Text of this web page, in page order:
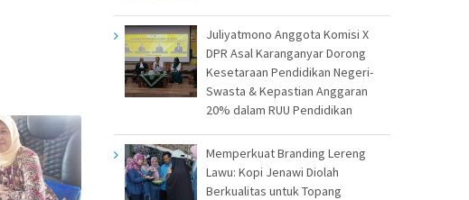
Juliyatmono Anggota Komisi X
DPR Asal Karanganyar Dorong
Kesetaraan Pendidikan Negeri-
Swasta & Kepastian Anggaran
20% dalam RUU Pendidikan
Memperkuat Branding Lereng
Lawu: Kopi Jenawi Diolah
Berkualitas untuk Topang